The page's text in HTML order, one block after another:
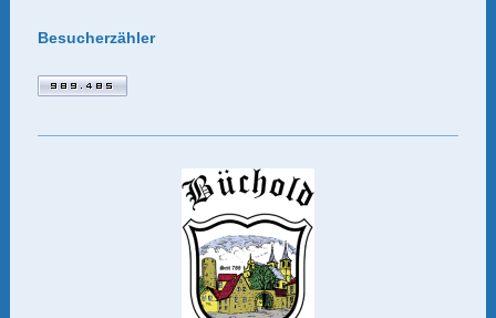
Besucherzähler